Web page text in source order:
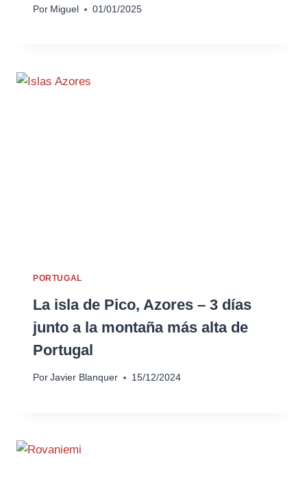
Por Miguel 01/01/2025
PORTUGAL
La isla de Pico, Azores – 3 días
junto a la montaña más alta de
Portugal
Por Javier Blanquer 15/12/2024